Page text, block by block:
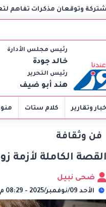
لتعزيز التعاون في الصحة
رئيس مجلس الأدارة
خالد جودة
رئيس التحرير
هند أبو ضيف
وتقارير كلام ستات
فن وثقافة
القصة الكاملة لأزمة
ضحى نبيل
الأحد 09/نوفمبر/2025 - 08:29 م